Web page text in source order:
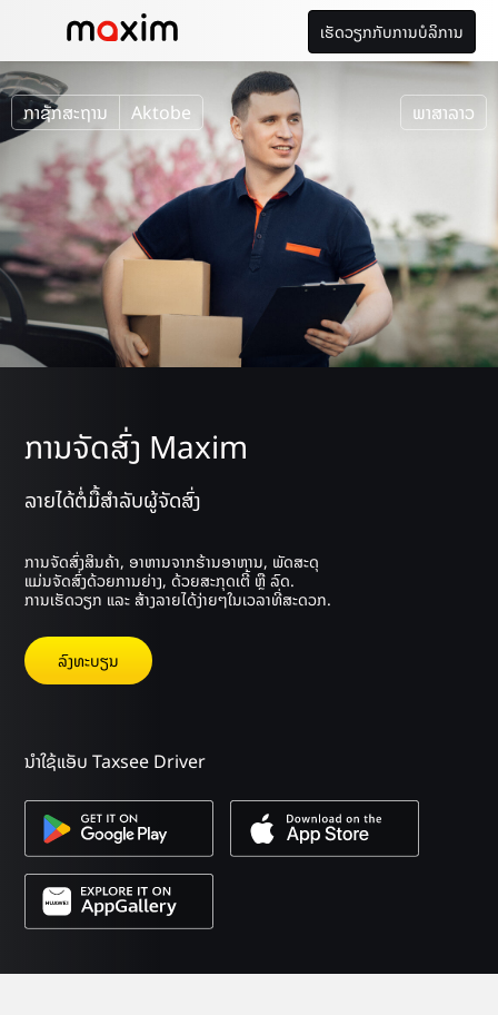
ເຮັດວຽກກັບການບໍລິການ
ກາຊັກສະຖານ Aktobe ພາສາລາວ
ການຈັດສົ່ງ Maxim
ລາຍໄດ້ຕໍ່ມື້ສຳລັບຜູ້ຈັດສົ່ງ
ການຈັດສົ່ງສິນຄ້າ, ອາຫານຈາກຮ້ານອາຫານ, ພັດສະດຸ
ແມ່ນຈັດສົ່ງດ້ວຍການຍ່າງ, ດ້ວຍສະກຸດເຕີ້ ຫຼື ລົດ.
ການເຮັດວຽກ ແລະ ສ້າງລາຍໄດ້ງ່າຍໆໃນເວລາທີ່ສະດວກ.
ລົງ​ທະ​ບຽນ
ນຳໃຊ້ແອັບ Taxsee Driver